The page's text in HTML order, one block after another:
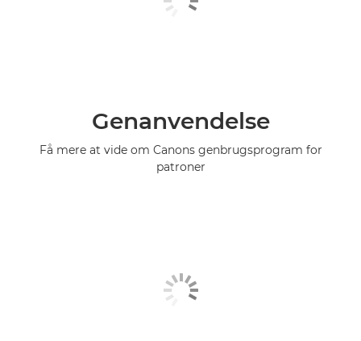
Genanvendelse
Få mere at vide om Canons genbrugsprogram for
patroner